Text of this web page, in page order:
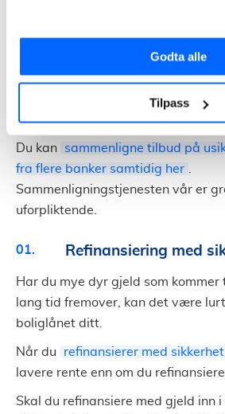
Godta alle
Tilpass
å få lavere rente. Oftest er
Man stiller ikke sikkerhet i en bolig,
dermed ta høyere rente enn lån
det betyr ikke at du ikke sparer
refinansiere lån uten sikkerhet.
Du kan
sammenligne tilbud på
fra flere banker samtidig her
Sammenligningstjenesten vår er
uforpliktende.
Refinansiering med
Har du mye dyr gjeld som
lang tid fremover, kan det være
boliglånet ditt.
Når du refinansierer med
lavere rente enn om du
Skal du refinansiere med gjeld inn